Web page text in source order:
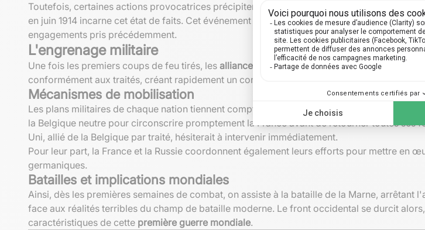
Toutefois, certaines actions provocatrices précipitent directement le déclenchement des
en juin 1914 incarne cet état de faits. Cet événement provoque aussitôt une cascade de
engagements pris précédemment.
L'engrenage militaire
Une fois les premiers coups de feu tirés, les alliances
accélèrent la mobilisation des
conformément aux traités, créant rapidement un conflit mondial.
Mécanismes de mobilisation
Les plans militaires de chaque nation tiennent compte de ces obligations d'alliance. Par
la Belgique neutre pour circonscrire promptement la France avant de retourner toutes ses
Uni, allié de la Belgique par traité, hésiterait à intervenir immédiatement.
Pour leur part, la France et la Russie coordonnent également leurs efforts pour mettre en
germaniques.
Batailles et implications mondiales
Ainsi, dès les premières semaines de combat, on assiste à la bataille de la Marne,
face aux réalités terribles du champ de bataille moderne. Le front occidental se durcit
caractéristiques de cette première guerre mondiale.